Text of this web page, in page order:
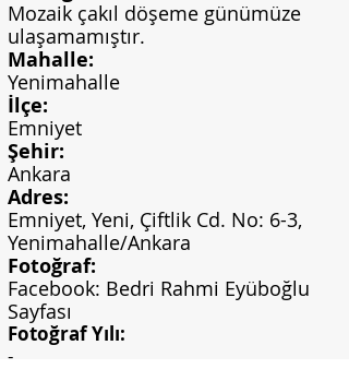
Mozaik çakıl döşeme günümüze
ulaşamamıştır.
Mahalle:
Yenimahalle
İlçe:
Emniyet
Şehir:
Ankara
Adres:
Emniyet, Yeni, Çiftlik Cd. No: 6-3,
Yenimahalle/Ankara
Fotoğraf:
Facebook: Bedri Rahmi Eyüboğlu
Sayfası
Fotoğraf Yılı:
-